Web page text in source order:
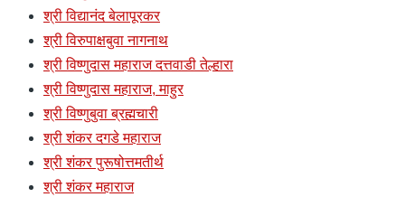
श्री विद्यानंद बेलापूरकर
श्री विरुपाक्षबुवा नागनाथ
श्री विष्णुदास महाराज दत्तवाडी तेल्हारा
श्री विष्णुदास महाराज, माहुर
श्री विष्णुबुवा ब्रह्मचारी
श्री शंकर दगडे महाराज
श्री शंकर पुरूषोत्तमतीर्थ
श्री शंकर महाराज